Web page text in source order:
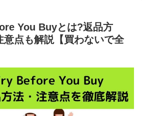
You Buyとは?返品方
意点も解説【買わないで全